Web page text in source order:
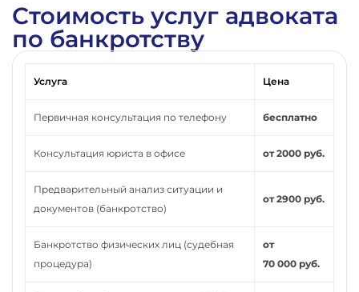
Стоимость услуг адвоката
по банкротству
Услуга Цена
Первичная консультация по телефону бесплатно
Консультация юриста в офисе от 2000 руб.
Предварительный анализ ситуации и
документов (банкротство)
от 2900 руб.
Банкротство физических лиц (судебная
процедура)
от
70 000 руб.